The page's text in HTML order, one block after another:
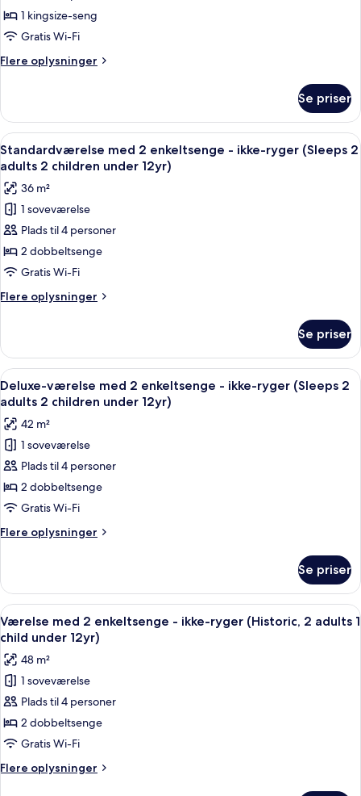
child
under
12yr)
-
ikke-
(Historic
1CHD
under
12yr)
1 kingsize-seng
Gratis Wi-Fi
Flere oplysninger
Flere
-
ikke-
ryger
(Historic
2ADT
1CHD
under
12yr)
Se priser
Indlæs
alle
billeder
af
Standardværelse
med
2
enkeltsenge
-
ikke-
(Sleeps
2
adults
2
children
under
12yr)
Et hotelværelse med to senge, hver
9
Standardværelse med 2 enkeltsenge - ikke-ryger (Sleeps 2
adults 2 children under 12yr)
36 m²
1 soveværelse
Plads til 4 personer
2 dobbeltsenge
Gratis Wi-Fi
Flere oplysninger
Flere
med
enkeltsenge
-
ryger
(Sleeps
2
adults
2
under
12yr)
Se priser
Indlæs
alle
billeder
af
Deluxe-
værelse
med
2
enkeltsenge
-
ryger
(Sleeps
2
adults
2
children
under
12yr)
Deluxe-værelse med 2 enkeltsenge
6
Deluxe-værelse med 2 enkeltsenge - ikke-ryger (Sleeps 2
adults 2 children under 12yr)
42 m²
1 soveværelse
Plads til 4 personer
2 dobbeltsenge
Gratis Wi-Fi
Flere oplysninger
Flere
værelse
med
2
enkeltsenge
ikke-
ryger
(Sleeps
2
adults
children
under
12yr)
Se priser
Indlæs
alle
billeder
af
Værelse
med
2
enkeltsenge
-
ikke-
Et kompakt hotelværelse med
9
Værelse med 2 enkeltsenge - ikke-ryger (Historic, 2 adults 1
child under 12yr)
48 m²
1 soveværelse
Plads til 4 personer
2 dobbeltsenge
Gratis Wi-Fi
Flere oplysninger
Flere